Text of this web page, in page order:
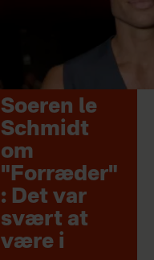
Soeren le
Schmidt
om
"Forræder"
: Det var
svært at
være i